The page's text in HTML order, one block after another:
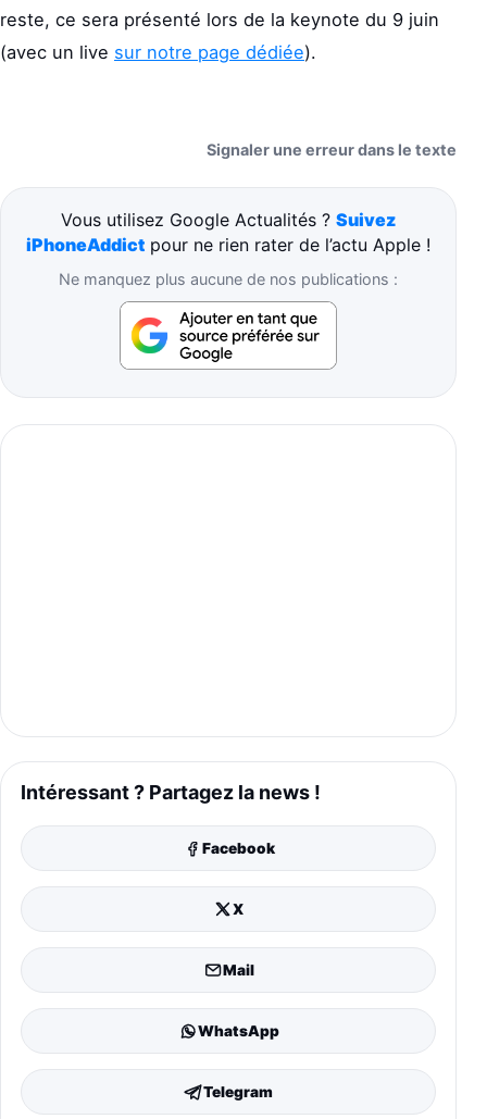
reste, ce sera présenté lors de la keynote du 9 juin
(avec un live sur notre page dédiée).
Signaler une erreur dans le texte
Vous utilisez Google Actualités ? Suivez
iPhoneAddict pour ne rien rater de l’actu Apple !
Ne manquez plus aucune de nos publications :
Intéressant ? Partagez la news !
Facebook
X
Mail
WhatsApp
Telegram